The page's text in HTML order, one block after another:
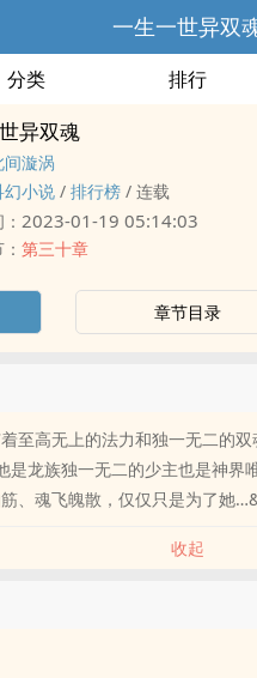
一生一世异双
分类 排行
异双魂
间漩涡
幻小说 / 排行榜 / 连载
2023-01-19 05:14:03
第三十章
章节目录
至高无上的法力和独一无二的
龙族独一无二的少主也是神界
、魂飞魄散，仅仅只是为了她
收起